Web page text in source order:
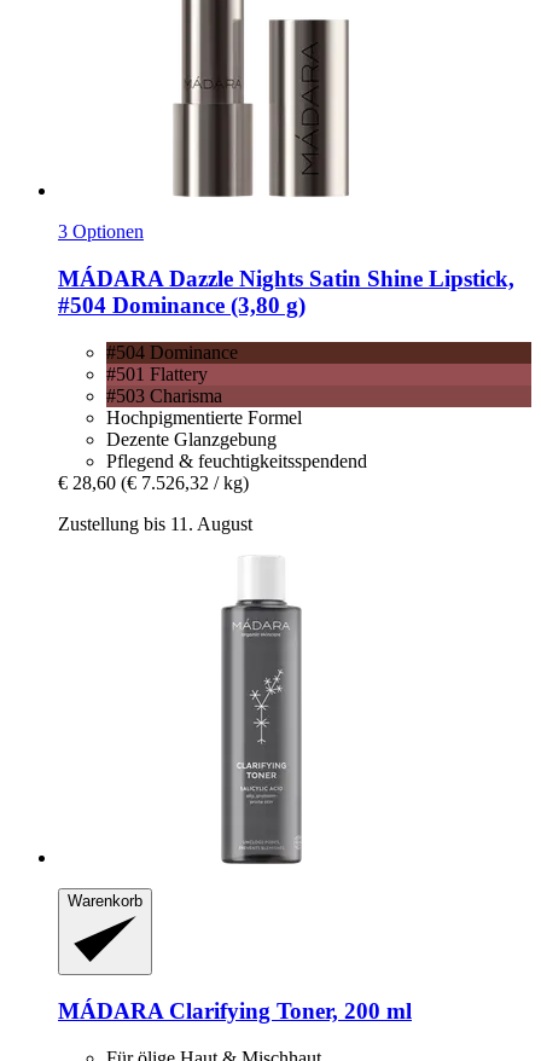
3 Optionen
MÁDARA Dazzle Nights Satin Shine Lipstick,
#504 Dominance (3,80 g)
#504 Dominance
#501 Flattery
#503 Charisma
Hochpigmentierte Formel
Dezente Glanzgebung
Pflegend & feuchtigkeitsspendend
€ 28,60 (€ 7.526,32 / kg)
Zustellung bis 11. August
Warenkorb
MÁDARA Clarifying Toner, 200 ml